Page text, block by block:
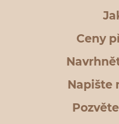
Ceny
Napište